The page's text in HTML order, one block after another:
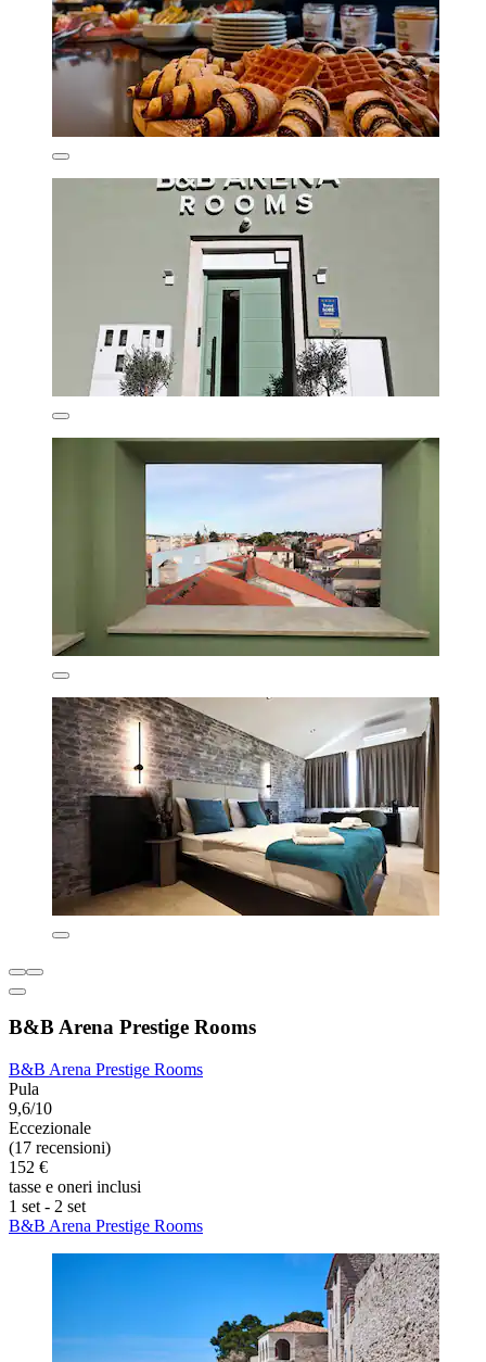
B&B Arena Prestige Rooms
B&B Arena Prestige Rooms
Pula
9,6/10
Eccezionale
(17 recensioni)
152 €
tasse e oneri inclusi
1 set - 2 set
B&B Arena Prestige Rooms